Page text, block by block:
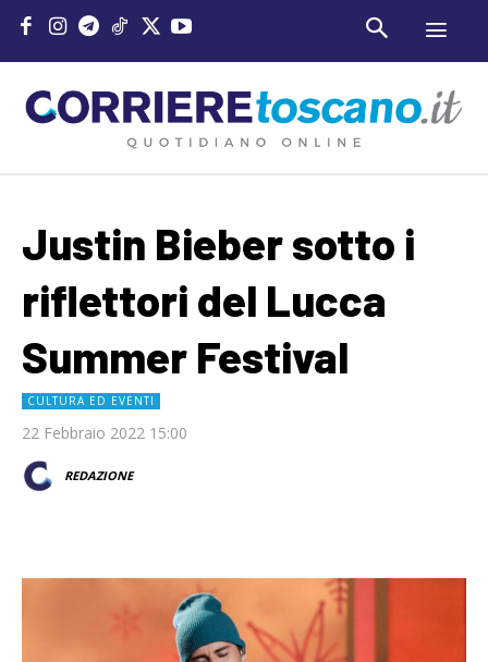
Justin Bieber sotto i
riflettori del Lucca
Summer Festival
CULTURA ED EVENTI
22 Febbraio 2022 15:00
REDAZIONE